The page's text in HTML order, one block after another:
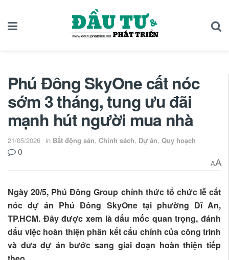
Phú Đông SkyOne cất nóc
sớm 3 tháng, tung ưu đãi
mạnh hút người mua nhà
21/05/2026 in Bất động sản, Chính sách, Dự án, Quy hoạch
0
AA
Ngày 20/5, Phú Đông Group chính thức tổ chức lễ cất
nóc dự án Phú Đông SkyOne tại phường Dĩ An,
TP.HCM. Đây được xem là dấu mốc quan trọng, đánh
dấu việc hoàn thiện phần kết cấu chính của công trình
và đưa dự án bước sang giai đoạn hoàn thiện tiếp